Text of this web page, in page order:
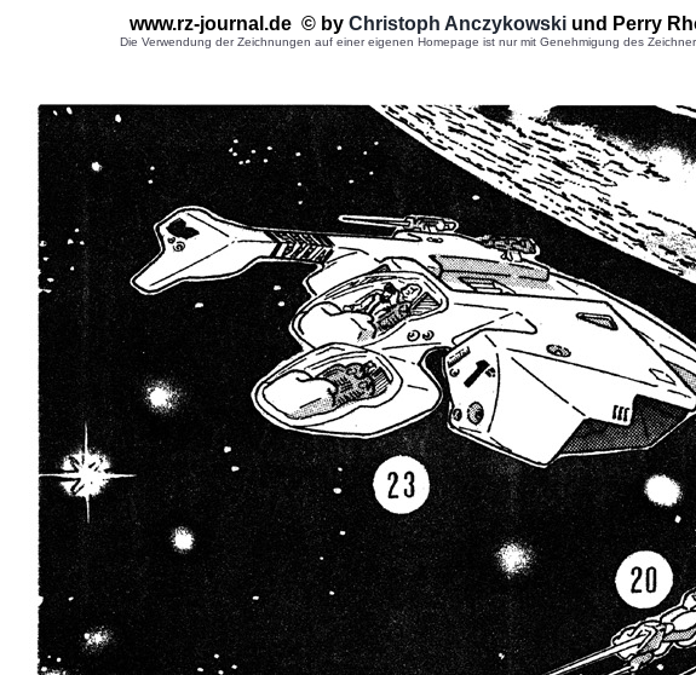
www.rz-journal.de © by Christoph Anczykowski und Perry
Die Verwendung der Zeichnungen auf einer eigenen Homepage ist nur mit Genehmigung des